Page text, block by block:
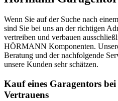
Wenn Sie auf der Suche nach
sind Sie bei uns an der richtigen
vertreiben und verbauen
HÖRMANN Komponenten.
Beratung und der nachfolgende
unsere Kunden sehr schätzen.
Kauf eines Garagentors
Vertrauens